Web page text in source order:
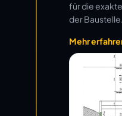
für die
der Baustelle.
Mehr